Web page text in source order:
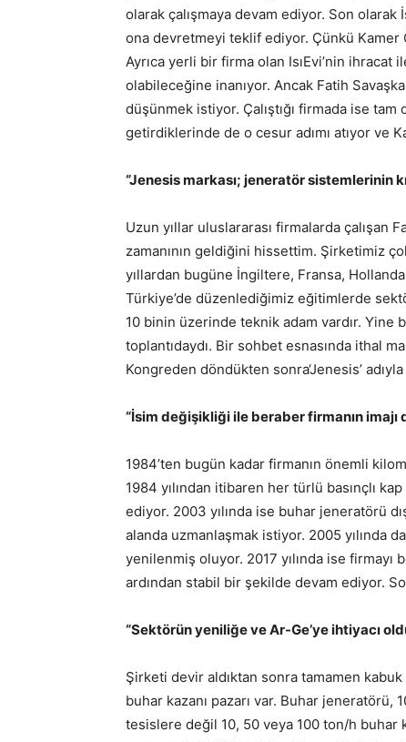
olarak çalışmaya devam ediyor. Son olarak
ona devretmeyi teklif ediyor. Çünkü Kamer
Ayrıca yerli bir firma olan IsıEvi’nin
olabileceğine inanıyor. Ancak Fatih
düşünmek istiyor. Çalıştığı firmada ise
getirdiklerinde de o cesur adımı atıyor ve
“Jenesis markası; jeneratör sistemlerinin
Uzun yıllar uluslararası firmalarda çalışan
zamanının geldiğini hissettim. Şirketimiz
yıllardan bugüne İngiltere, Fransa,
Türkiye’de düzenlediğimiz eğitimlerde
10 binin üzerinde teknik adam vardır. Yine
toplantıdaydı. Bir sohbet esnasında ithal
Kongreden döndükten sonra‘Jenesis’
“İsim değişikliği ile beraber firmanın imajı
1984’ten bugün kadar firmanın önemli
1984 yılından itibaren her türlü basınçlı
ediyor. 2003 yılında ise buhar jeneratörü
alanda uzmanlaşmak istiyor. 2005 yılında
yenilenmiş oluyor. 2017 yılında ise firmayı
ardından stabil bir şekilde devam ediyor.
“Sektörün yeniliğe ve Ar-Ge’ye ihtiyacı
Şirketi devir aldıktan sonra tamamen
buhar kazanı pazarı var. Buhar jeneratörü,
tesislere değil 10, 50 veya 100 ton/h